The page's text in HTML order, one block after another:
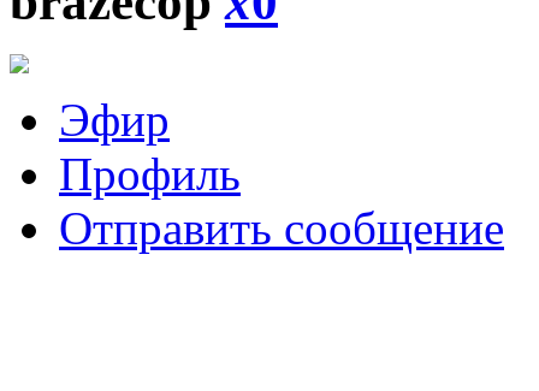
Эфир
Профиль
Отправить сообщение